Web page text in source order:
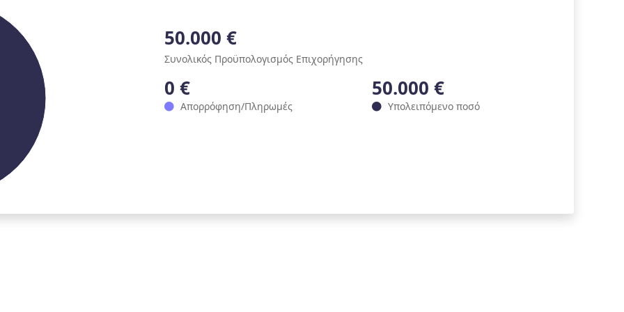
50.000 €
Συνολικός Προϋπολογισμός Επιχορήγησης
0 €
Απορρόφηση/Πληρωμές
50.000 €
Υπολειπόμενο ποσό